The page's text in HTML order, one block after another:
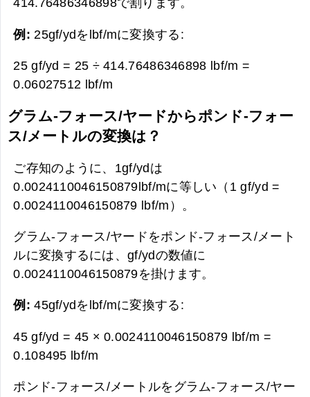
例: 25gf/ydをlbf/mに変換する:
25 gf/yd = 25 ÷ 414.76486346898 lbf/m =
0.06027512 lbf/m
グラム-フォース/ヤードからポンド-フォー
ス/メートルの変換は？
ご存知のように、1gf/ydは
0.0024110046150879lbf/mに等しい（1 gf/yd =
0.0024110046150879 lbf/m）。
グラム-フォース/ヤードをポンド-フォース/メート
ルに変換するには、gf/ydの数値に
0.0024110046150879を掛けます。
例:45gf/ydをlbf/mに変換する:
45 gf/yd = 45 × 0.0024110046150879 lbf/m =
0.108495 lbf/m
ポンド-フォース/メートルをグラム-フォース/ヤー